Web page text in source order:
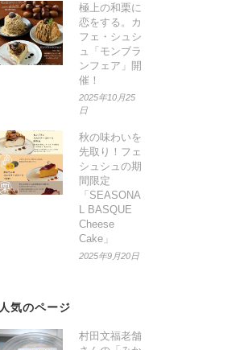
極上の和栗に
恋をする。カ
フェ・シュシ
ュ「モンブラ
ンフェア」開
催！
2025年10月25
日
秋の味わいを
先取り！フェ
シュシュの期
間限定
「SEASONA
L BASQUE
Cheese
Cake」
2025年9月20日
人気のページ
村田文福老舗